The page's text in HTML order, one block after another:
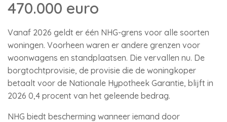
470.000 euro
Vanaf 2026 geldt er één NHG-grens voor alle soorten
woningen. Voorheen waren er andere grenzen voor
woonwagens en standplaatsen. Die vervallen nu. De
borgtochtprovisie, de provisie die de woningkoper
betaalt voor de Nationale Hypotheek Garantie, blijft in
2026 0,4 procent van het geleende bedrag.
NHG biedt bescherming wanneer iemand door